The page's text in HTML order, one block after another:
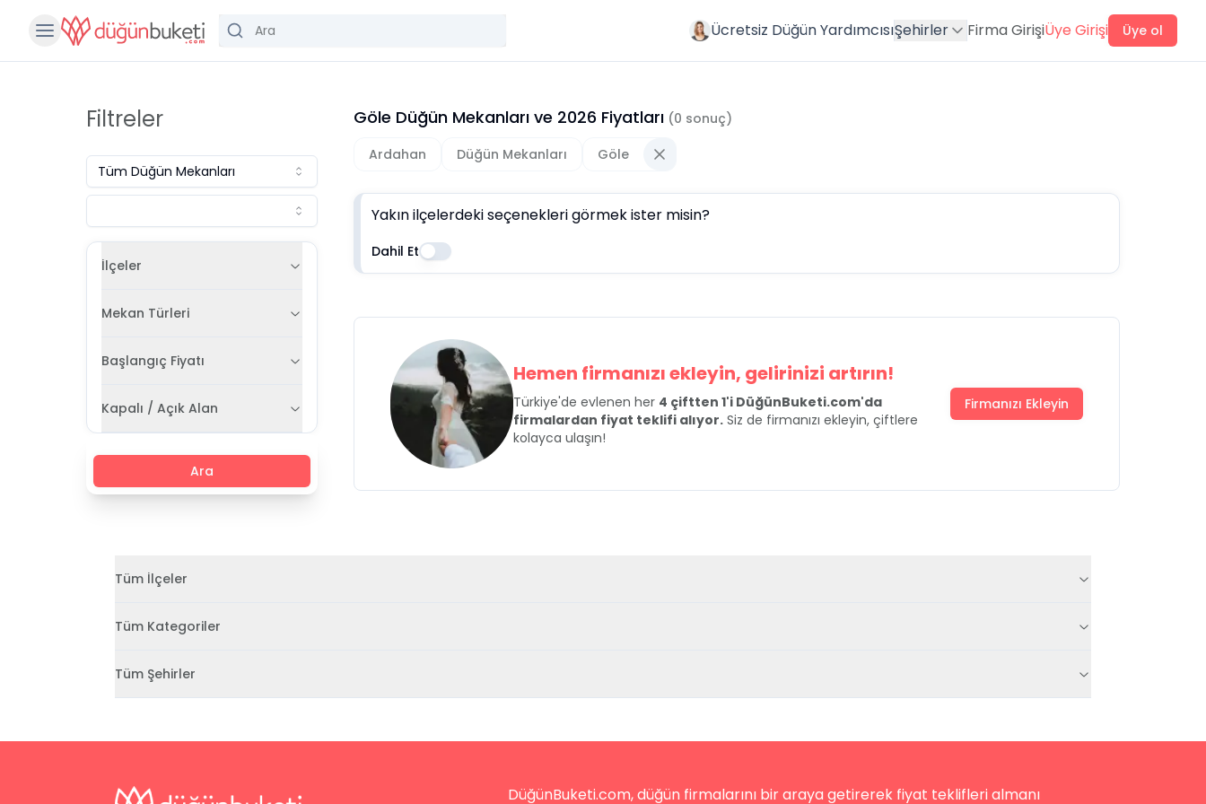
Ücretsiz Düğün YardımcısıŞehirler Firma GirişiÜye Girişi Üye ol
Filtreler
Tüm Düğün Mekanları
İlçeler
Mekan Türleri
Başlangıç Fiyatı
Kapalı / Açık Alan
Ara
Göle Düğün Mekanları ve 2026 Fiyatları (0 sonuç)
Ardahan
Düğün Mekanları Göle
Yakın ilçelerdeki seçenekleri görmek ister misin?
Dahil Et
Hemen firmanızı ekleyin, gelirinizi artırın!
Türkiye'de evlenen her 4 çiftten 1'i DüğünBuketi.com'da
firmalardan fiyat teklifi alıyor. Siz de firmanızı ekleyin, çiftlere
kolayca ulaşın!
Firmanızı Ekleyin
Tüm İlçeler
Tüm Kategoriler
Tüm Şehirler
DüğünBuketi.com, düğün firmalarını bir araya getirerek fiyat teklifleri almanı